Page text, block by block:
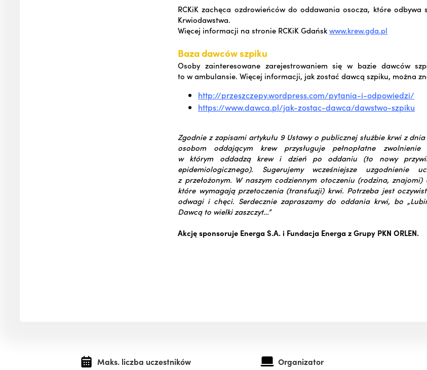
RCKiK zachęca ozdrowieńców do oddawania osocza, które odbywa
Krwiodawstwa.
Więcej informacji na stronie RCKiK Gdańskwww.krew.gda.pl
Baza dawców szpiku
Osoby zainteresowane zarejestrowaniem się w bazie dawców
to w ambulansie. Więcej informacji, jak zostać dawcą szpiku, można
http://przeszczepy.wordpress.com/pytania-i-odpowiedzi/
https://www.dawca.pl/jak-zostac-dawca/dawstwo-szpiku
Zgodnie z zapisami artykułu 9 Ustawy o publicznej służbie krwi z
osobom oddającym krew przysługuje pełnopłatne
w którym oddadzą krew i dzień po oddaniu (to nowy
epidemiologicznego). Sugerujemy wcześniejsze uzgodnienie
z przełożonym. W naszym codziennym otoczeniu (rodzina,
które wymagają przetoczenia (transfuzji) krwi. Potrzeba jest
odwagi i chęci. Serdecznie zapraszamy do oddania krwi, bo
Dawcą to wielki zaszczyt…”
Akcję sponsoruje Energa S.A. i Fundacja Energa z Grupy PKN ORLEN.
Maks. liczba uczestników Organizator